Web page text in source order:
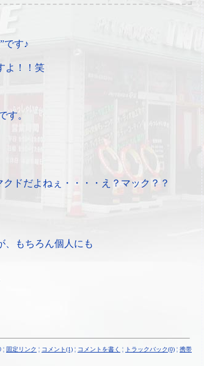
です♪
よ！！笑
す。
ドだよねぇ・・・・え？マック？？
、もちろん個人にも
¦ 固定リンク ¦ コメント(1) ¦ コメントを書く ¦ トラックバック(0) ¦ 携帯